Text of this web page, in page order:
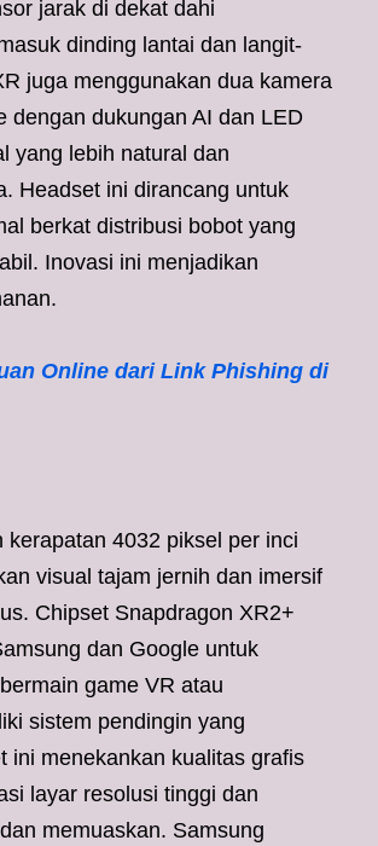
jarak di dekat dahi
dinding lantai dan langit-
juga menggunakan dua kamera
dengan dukungan AI dan LED
yang lebih natural dan
Headset ini dirancang untuk
berkat distribusi bobot yang
Inovasi ini menjadikan
Online dari Link Phishing di
4032 piksel per inci
visual tajam jernih dan imersif
Chipset Snapdragon XR2+
dan Google untuk
game VR atau
sistem pendingin yang
ini menekankan kualitas grafis
layar resolusi tinggi dan
memuaskan. Samsung